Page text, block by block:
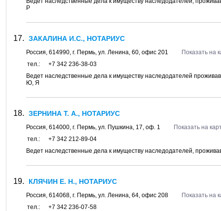
Р
ЗАКАЛИНА И.С., НОТАРИУС
Россия, 614990, г. Пермь, ул. Ленина, 60, офис 201
Показать на
тел.:
+7 342 236-38-03
Ведет наследственные дела к имуществу наследодателей
Ю, Я
ЗЕРНИНА Т. А., НОТАРИУС
Россия, 614000, г. Пермь, ул. Пушкина, 17, оф. 1
Показать на
тел.:
+7 342 212-89-04
Ведет наследственные дела к имуществу наследодателей,
КЛЯЧИН Е. Н., НОТАРИУС
Россия, 614068, г. Пермь, ул. Ленина, 64, офис 208
Показать на
тел.:
+7 342 236-07-58